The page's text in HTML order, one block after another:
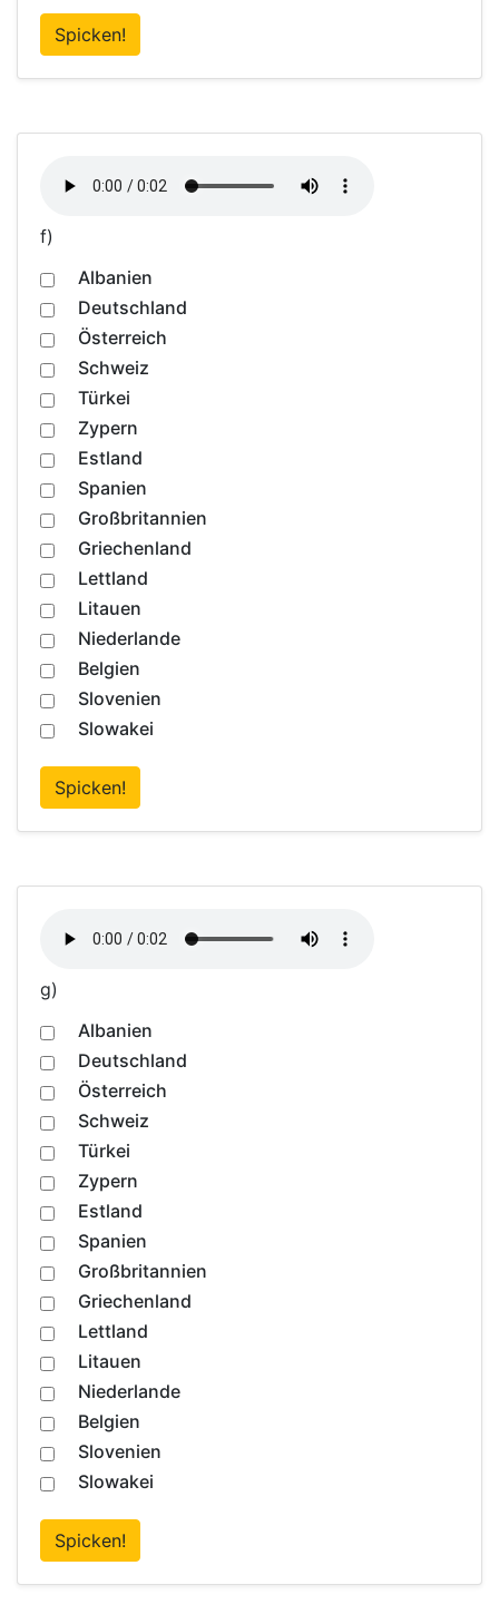
Spicken!
f)
Albanien
Deutschland
Österreich
Schweiz
Türkei
Zypern
Estland
Spanien
Großbritannien
Griechenland
Lettland
Litauen
Niederlande
Belgien
Slovenien
Slowakei
Spicken!
g)
Albanien
Deutschland
Österreich
Schweiz
Türkei
Zypern
Estland
Spanien
Großbritannien
Griechenland
Lettland
Litauen
Niederlande
Belgien
Slovenien
Slowakei
Spicken!